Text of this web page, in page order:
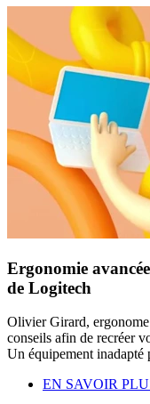
Ergonomie
de Logitech
Olivier Girard, ergonome
conseils afin de recréer
Un équipement inadapté
EN SAVOIR